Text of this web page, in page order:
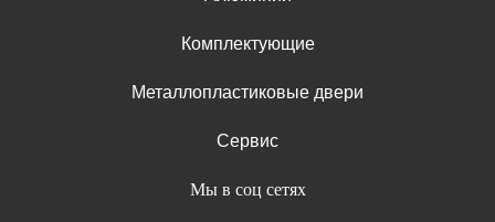
Комплектующие
Металлопластиковые двери
Сервис
Мы в соц сетях